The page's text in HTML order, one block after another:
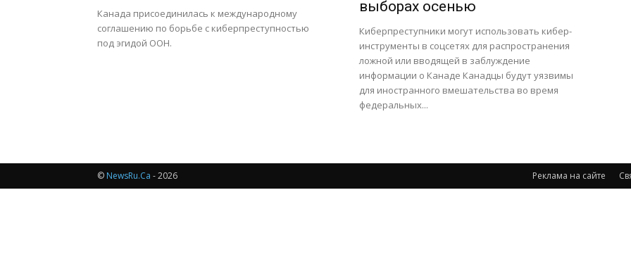
Канада присоединилась к международному
соглашению по борьбе с киберпреступностью
под эгидой ООН.
выборах осенью
Киберпреступники могут использовать кибер-
инструменты в соцсетях для распространения
ложной или вводящей в заблуждение
информации о Канаде Канадцы будут уязвимы
для иностранного вмешательства во время
федеральных...
Реклама на сайте
© NewsRu.Ca - 2026